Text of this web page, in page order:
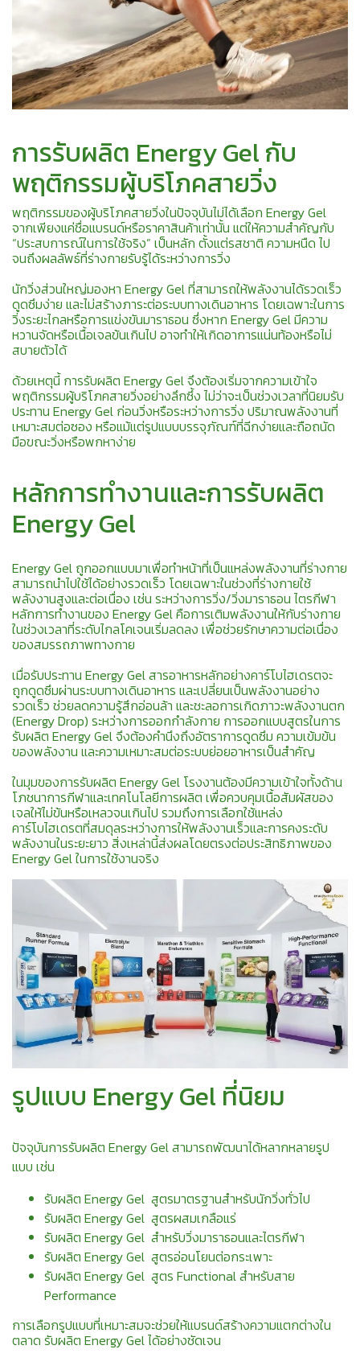
การรับผลิต Energy Gel กับ
พฤติกรรมผู้บริโภคสายวิ่ง
พฤติกรรมของผู้บริโภคสายวิ่งในปัจจุบันไม่ได้เลือก Energy Gel
จากเพียงแค่ชื่อแบรนด์หรือราคาสินค้าเท่านั้น แต่ให้ความสำคัญกับ
“ประสบการณ์ในการใช้จริง” เป็นหลัก ตั้งแต่รสชาติ ความหนืด ไป
จนถึงผลลัพธ์ที่ร่างกายรับรู้ได้ระหว่างการวิ่ง
นักวิ่งส่วนใหญ่มองหา Energy Gel ที่สามารถให้พลังงานได้รวดเร็ว
ดูดซึมง่าย และไม่สร้างภาระต่อระบบทางเดินอาหาร โดยเฉพาะในการ
วิ่งระยะไกลหรือการแข่งขันมาราธอน ซึ่งหาก Energy Gel มีความ
หวานจัดหรือเนื้อเจลข้นเกินไป อาจทำให้เกิดอาการแน่นท้องหรือไม่
สบายตัวได้
ด้วยเหตุนี้ การรับผลิต Energy Gel จึงต้องเริ่มจากความเข้าใจ
พฤติกรรมผู้บริโภคสายวิ่งอย่างลึกซึ้ง ไม่ว่าจะเป็นช่วงเวลาที่นิยมรับ
ประทาน Energy Gel ก่อนวิ่งหรือระหว่างการวิ่ง ปริมาณพลังงานที่
เหมาะสมต่อซอง หรือแม้แต่รูปแบบบรรจุภัณฑ์ที่ฉีกง่ายและถือถนัด
มือขณะวิ่งหรือพกหาง่าย
หลักการทำงานและการรับผลิต
Energy Gel
Energy Gel ถูกออกแบบมาเพื่อทำหน้าที่เป็นแหล่งพลังงานที่ร่างกาย
สามารถนำไปใช้ได้อย่างรวดเร็ว โดยเฉพาะในช่วงที่ร่างกายใช้
พลังงานสูงและต่อเนื่อง เช่น ระหว่างการวิ่ง/วิ่งมาราธอน ไตรกีฬา
หลักการทำงานของ Energy Gel คือการเติมพลังงานให้กับร่างกาย
ในช่วงเวลาที่ระดับไกลโคเจนเริ่มลดลง เพื่อช่วยรักษาความต่อเนื่อง
ของสมรรถภาพทางกาย
เมื่อรับประทาน Energy Gel สารอาหารหลักอย่างคาร์โบไฮเดรตจะ
ถูกดูดซึมผ่านระบบทางเดินอาหาร และเปลี่ยนเป็นพลังงานอย่าง
รวดเร็ว ช่วยลดความรู้สึกอ่อนล้า และชะลอการเกิดภาวะพลังงานตก
(Energy Drop) ระหว่างการออกกำลังกาย การออกแบบสูตรในการ
รับผลิต Energy Gel จึงต้องคำนึงถึงอัตราการดูดซึม ความเข้มข้น
ของพลังงาน และความเหมาะสมต่อระบบย่อยอาหารเป็นสำคัญ
ในมุมของการรับผลิต Energy Gel โรงงานต้องมีความเข้าใจทั้งด้าน
โภชนาการกีฬาและเทคโนโลยีการผลิต เพื่อควบคุมเนื้อสัมผัสของ
เจลให้ไม่ข้นหรือเหลวจนเกินไป รวมถึงการเลือกใช้แหล่ง
คาร์โบไฮเดรตที่สมดุลระหว่างการให้พลังงานเร็วและการคงระดับ
พลังงานในระยะยาว สิ่งเหล่านี้ส่งผลโดยตรงต่อประสิทธิภาพของ
Energy Gel ในการใช้งานจริง
รูปแบบ Energy Gel ที่นิยม
ปัจจุบันการรับผลิต Energy Gel สามารถพัฒนาได้หลากหลายรูป
แบบ เช่น
รับผลิต Energy Gel สูตรมาตรฐานสำหรับนักวิ่งทั่วไป
รับผลิต Energy Gel สูตรผสมเกลือแร่
รับผลิต Energy Gel สำหรับวิ่งมาราธอนและไตรกีฬา
รับผลิต Energy Gel สูตรอ่อนโยนต่อกระเพาะ
รับผลิต Energy Gel สูตร Functional สำหรับสาย
Performance
การเลือกรูปแบบที่เหมาะสมจะช่วยให้แบรนด์สร้างความแตกต่างใน
ตลาด รับผลิต Energy Gel ได้อย่างชัดเจน